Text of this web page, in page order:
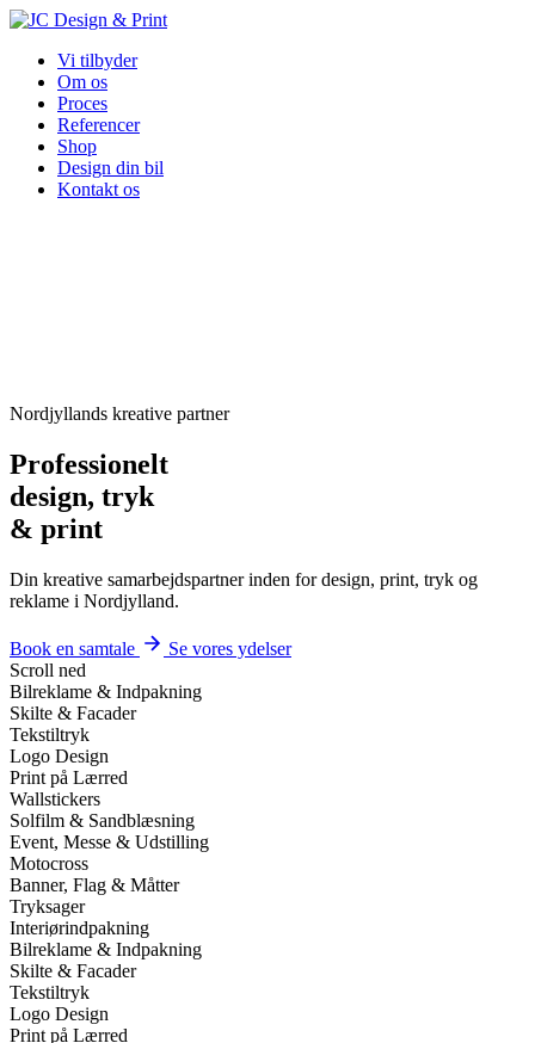
Vi tilbyder
Om os
Proces
Referencer
Shop
Design din bil
Kontakt os
Nordjyllands kreative partner
Professionelt
design, tryk
& print
Din kreative samarbejdspartner inden for design, print, tryk og
reklame i Nordjylland.
Book en samtale
Se vores ydelser
Scroll ned
Bilreklame & Indpakning
Skilte & Facader
Tekstiltryk
Logo Design
Print på Lærred
Wallstickers
Solfilm & Sandblæsning
Event, Messe & Udstilling
Motocross
Banner, Flag & Måtter
Tryksager
Interiørindpakning
Bilreklame & Indpakning
Skilte & Facader
Tekstiltryk
Logo Design
Print på Lærred